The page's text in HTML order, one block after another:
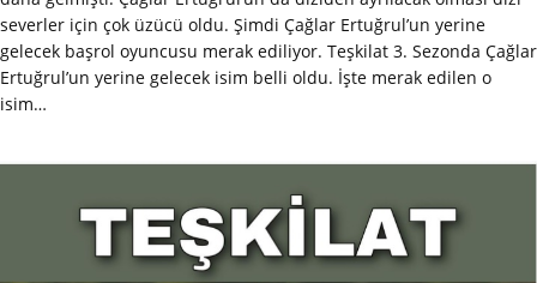
severler için çok üzücü oldu. Şimdi Çağlar Ertuğrul’un yerine
gelecek başrol oyuncusu merak ediliyor. Teşkilat 3. Sezonda Çağlar
Ertuğrul’un yerine gelecek isim belli oldu. İşte merak edilen o
isim…